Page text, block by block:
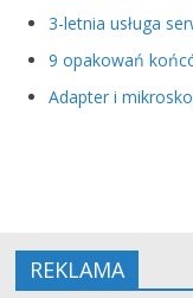
3-letnia usługa
9 opakowań
Adapter i
REKLAMA